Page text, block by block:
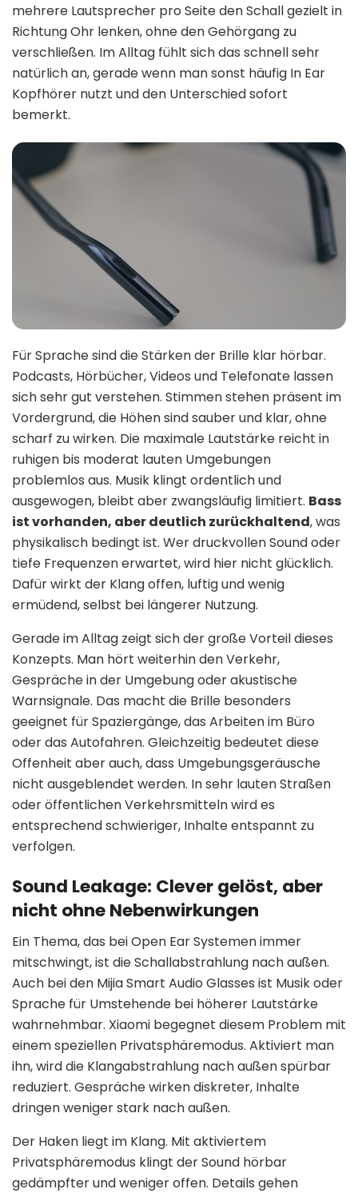
mehrere Lautsprecher pro Seite den Schall gezielt in
Richtung Ohr lenken, ohne den Gehörgang zu
verschließen. Im Alltag fühlt sich das schnell sehr
natürlich an, gerade wenn man sonst häufig In Ear
Kopfhörer nutzt und den Unterschied sofort
bemerkt.
Für Sprache sind die Stärken der Brille klar hörbar.
Podcasts, Hörbücher, Videos und Telefonate lassen
sich sehr gut verstehen. Stimmen stehen präsent im
Vordergrund, die Höhen sind sauber und klar, ohne
scharf zu wirken. Die maximale Lautstärke reicht in
ruhigen bis moderat lauten Umgebungen
problemlos aus. Musik klingt ordentlich und
ausgewogen, bleibt aber zwangsläufig limitiert. Bass
ist vorhanden, aber deutlich zurückhaltend, was
physikalisch bedingt ist. Wer druckvollen Sound oder
tiefe Frequenzen erwartet, wird hier nicht glücklich.
Dafür wirkt der Klang offen, luftig und wenig
ermüdend, selbst bei längerer Nutzung.
Gerade im Alltag zeigt sich der große Vorteil dieses
Konzepts. Man hört weiterhin den Verkehr,
Gespräche in der Umgebung oder akustische
Warnsignale. Das macht die Brille besonders
geeignet für Spaziergänge, das Arbeiten im Büro
oder das Autofahren. Gleichzeitig bedeutet diese
Offenheit aber auch, dass Umgebungsgeräusche
nicht ausgeblendet werden. In sehr lauten Straßen
oder öffentlichen Verkehrsmitteln wird es
entsprechend schwieriger, Inhalte entspannt zu
verfolgen.
Sound Leakage: Clever gelöst, aber
nicht ohne Nebenwirkungen
Ein Thema, das bei Open Ear Systemen immer
mitschwingt, ist die Schallabstrahlung nach außen.
Auch bei den Mijia Smart Audio Glasses ist Musik oder
Sprache für Umstehende bei höherer Lautstärke
wahrnehmbar. Xiaomi begegnet diesem Problem mit
einem speziellen Privatsphäremodus. Aktiviert man
ihn, wird die Klangabstrahlung nach außen spürbar
reduziert. Gespräche wirken diskreter, Inhalte
dringen weniger stark nach außen.
Der Haken liegt im Klang. Mit aktiviertem
Privatsphäremodus klingt der Sound hörbar
gedämpfter und weniger offen. Details gehen